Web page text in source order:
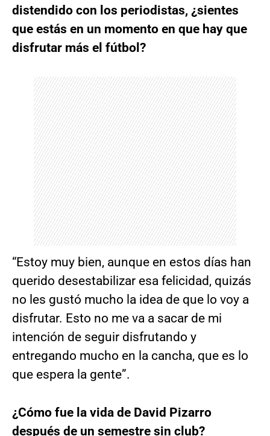
distendido con los periodistas, ¿sientes
que estás en un momento en que hay que
disfrutar más el fútbol?
“Estoy muy bien, aunque en estos días han
querido desestabilizar esa felicidad, quizás
no les gustó mucho la idea de que lo voy a
disfrutar. Esto no me va a sacar de mi
intención de seguir disfrutando y
entregando mucho en la cancha, que es lo
que espera la gente”.
¿Cómo fue la vida de David Pizarro
después de un semestre sin club?